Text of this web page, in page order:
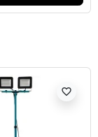
favorite_border